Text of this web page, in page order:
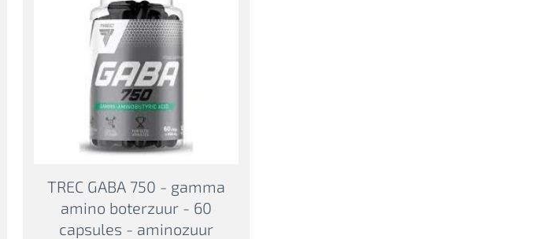
TREC GABA 750 - gamma
amino boterzuur - 60
capsules - aminozuur